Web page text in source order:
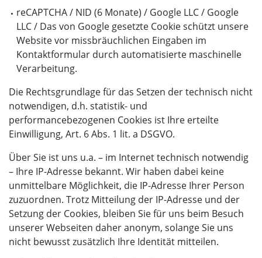
reCAPTCHA / NID (6 Monate) / Google LLC / Google
LLC / Das von Google gesetzte Cookie schützt unsere
Website vor missbräuchlichen Eingaben im
Kontaktformular durch automatisierte maschinelle
Verarbeitung.
Die Rechtsgrundlage für das Setzen der technisch nicht
notwendigen, d.h. statistik- und
performancebezogenen Cookies ist Ihre erteilte
Einwilligung, Art. 6 Abs. 1 lit. a DSGVO.
Über Sie ist uns u.a. – im Internet technisch notwendig
– Ihre IP-Adresse bekannt. Wir haben dabei keine
unmittelbare Möglichkeit, die IP-Adresse Ihrer Person
zuzuordnen. Trotz Mitteilung der IP-Adresse und der
Setzung der Cookies, bleiben Sie für uns beim Besuch
unserer Webseiten daher anonym, solange Sie uns
nicht bewusst zusätzlich Ihre Identität mitteilen.